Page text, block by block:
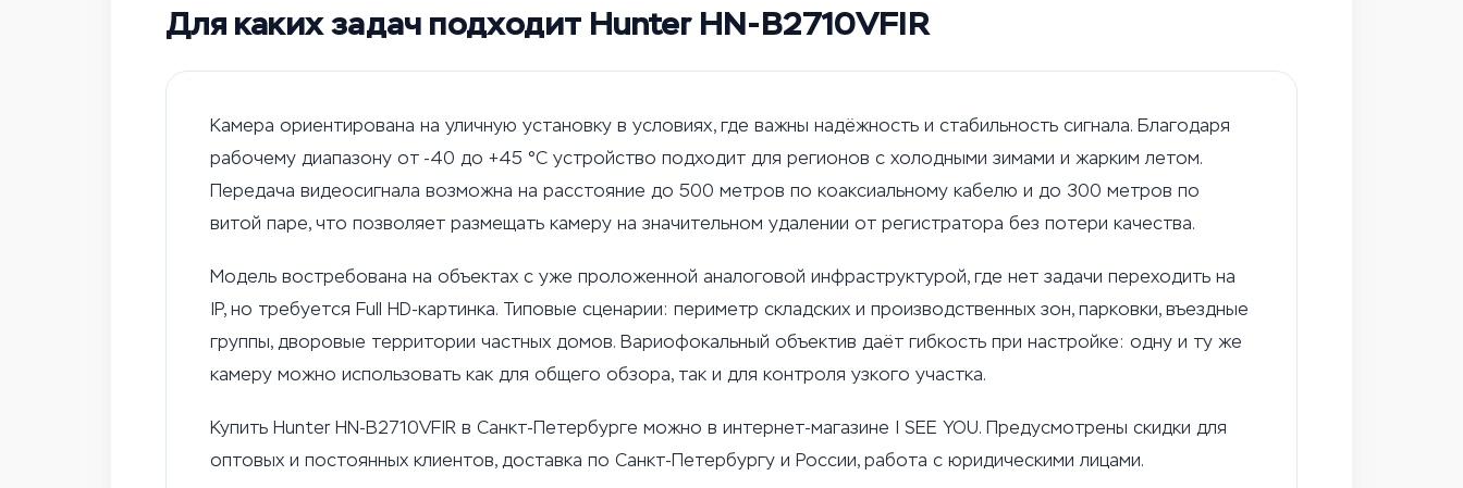
Для каких задач подходит Hunter HN-B2710VFIR
Камера ориентирована на уличную установку в условиях, где важны надёжность и стабильность сигнала. Благодаря
рабочему диапазону от -40 до +45 °C устройство подходит для регионов с холодными зимами и жарким летом.
Передача видеосигнала возможна на расстояние до 500 метров по коаксиальному кабелю и до 300 метров по
витой паре, что позволяет размещать камеру на значительном удалении от регистратора без потери качества.
Модель востребована на объектах с уже проложенной аналоговой инфраструктурой, где нет задачи переходить на
IP, но требуется Full HD-картинка. Типовые сценарии: периметр складских и производственных зон, парковки, въездные
группы, дворовые территории частных домов. Вариофокальный объектив даёт гибкость при настройке: одну и ту же
камеру можно использовать как для общего обзора, так и для контроля узкого участка.
Купить Hunter HN-B2710VFIR в Санкт-Петербурге можно в интернет-магазине I SEE YOU. Предусмотрены скидки для
оптовых и постоянных клиентов, доставка по Санкт-Петербургу и России, работа с юридическими лицами.